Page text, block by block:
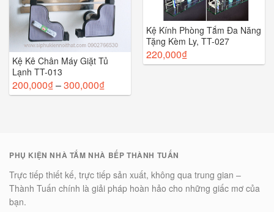
Kệ Kê Chân Máy Giặt Tủ
Lạnh TT-013
200,000₫–300,000₫
Kệ Kính Phòng Tắm Đa Năng
Tặng Kèm Ly, TT-027
220,000₫
PHỤ KIỆN NHÀ TẮM NHÀ BẾP THÀNH TUẤN
Trực tiếp thiết kế, trực tiếp sản xuất, không qua trung gian –
Thành Tuấn chính là giải pháp hoàn hảo cho những giấc mơ của
bạn.